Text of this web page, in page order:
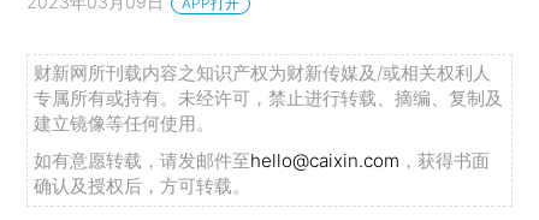
财新网所刊载内容之知识产权为财新传媒及/或相关权利人
专属所有或持有。未经许可，禁止进行转载、摘编、复制及
建立镜像等任何使用。
如有意愿转载，请发邮件至hello@caixin.com ，获得书面
确认及授权后，方可转载。